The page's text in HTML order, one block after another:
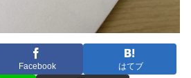
Facebook はてブ